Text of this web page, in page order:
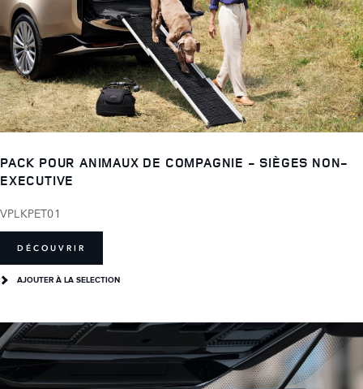
PACK POUR ANIMAUX DE COMPAGNIE - SIÈGES NON-
EXECUTIVE
VPLKPET01
DÉCOUVRIR
AJOUTER À LA SELECTION